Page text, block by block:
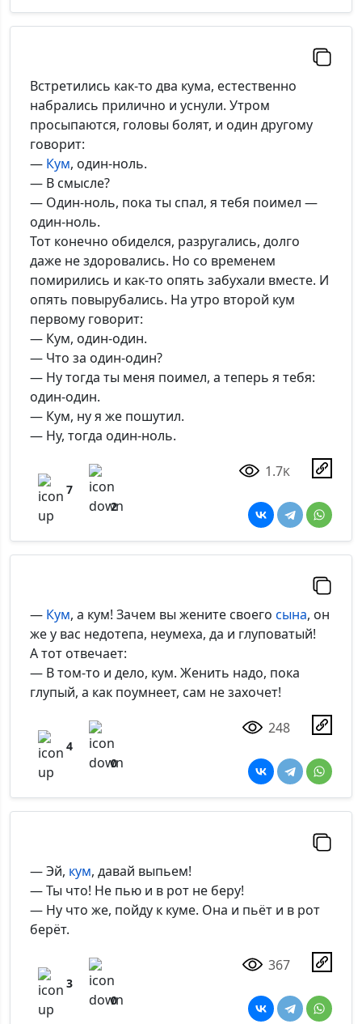
Встретились как-то два кума, естественно
набрались прилично и уснули. Утром
просыпаются, головы болят, и один другому
говорит:
— Кум, один-ноль.
— В смысле?
— Один-ноль, пока ты спал, я тебя поимел —
один-ноль.
Тот конечно обиделся, разругались, долго
даже не здоровались. Но со временем
помирились и как-то опять забухали вместе. И
опять повырубались. На утро второй кум
первому говорит:
— Кум, один-один.
— Что за один-один?
— Ну тогда ты меня поимел, а теперь я тебя:
один-один.
— Кум, ну я же пошутил.
— Ну, тогда один-ноль.
7
2
1.7K
— Кум, а кум! Зачем вы жените своего сына, он
же у вас недотепа, неумеха, да и глуповатый!
А тот отвечает:
— В том-то и дело, кум. Женить надо, пока
глупый, а как поумнеет, сам не захочет!
4
0
248
— Эй, кум, давай выпьем!
— Ты что! Не пью и в рот не беру!
— Ну что же, пойду к куме. Она и пьёт и в рот
берёт.
3
0
367